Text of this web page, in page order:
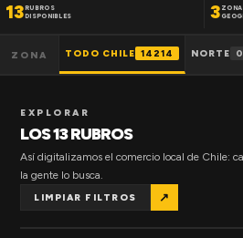
13RUBROS
DISPONIBLES
3
ZONA TODO CHILE 14214 NORTE 0
EXPLORAR
LOS 13 RUBROS
Así digitalizamos el comercio local de Chile:
la gente lo busca.
LIMPIAR FILTROS ↗